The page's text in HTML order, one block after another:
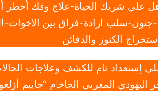
علي شريك الحياة-علاج وفك أخطر
جنون-سلب ارادة-فراق بين الاخوات-
الكنوز والدفائن
إستعداد تام للكشف وعلاجات
المغربي الحاخام “حاييم